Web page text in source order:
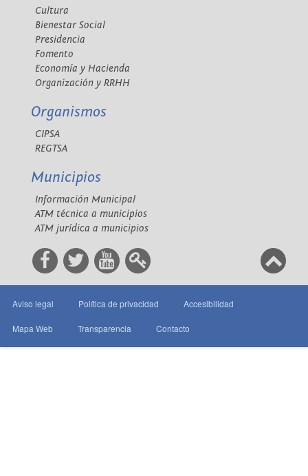
Cultura
Bienestar Social
Presidencia
Fomento
Economía y Hacienda
Organización y RRHH
Organismos
CIPSA
REGTSA
Municipios
Información Municipal
ATM técnica a municipios
ATM jurídica a municipios
Aviso legal Política de privacidad Accesibilidad
Mapa Web Transparencia Contacto